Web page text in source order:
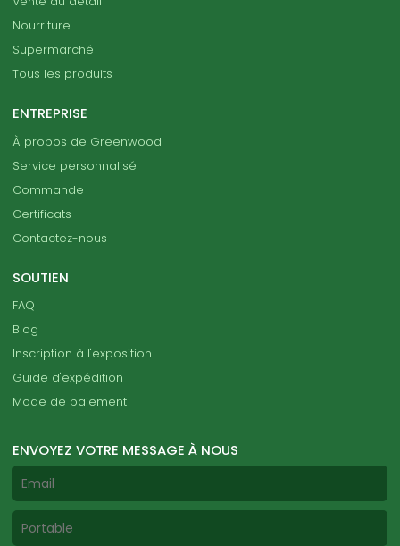
Nourriture
Supermarché
Tous les produits
ENTREPRISE
À propos de Greenwood
Service personnalisé
Commande
Certificats
Contactez-nous
SOUTIEN
FAQ
Blog
Inscription à l'exposition
Guide d'expédition
Mode de paiement
ENVOYEZ VOTRE MESSAGE À NOUS